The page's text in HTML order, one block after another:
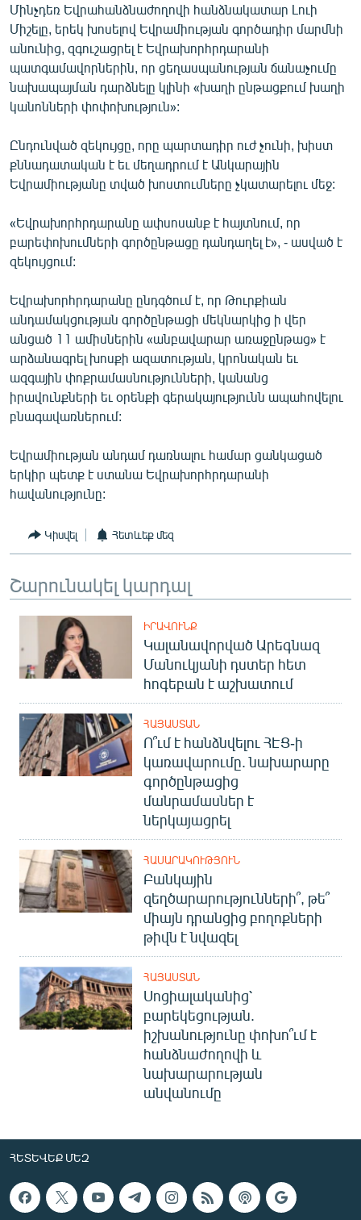
Մինչդեռ Եվրահանձնաժողովի հանձնակատար Լուի
Միշելը, երեկ խոսելով Եվրամիության գործադիր մարմնի
անունից, զգուշացրել է Եվրախորհրդարանի
պատգամավորներին, որ ցեղասպանության ճանաչումը
նախապայման դարձնելը կլինի «խաղի ընթացքում խաղի
կանոնների փոփոխություն»:
Ընդունված զեկույցը, որը պարտադիր ուժ չունի, խիստ
քննադատական է եւ մեղադրում է Անկարային
Եվրամիությանը տված խոստումները չկատարելու մեջ:
«Եվրախորհրդարանը ափսոսանք է հայտնում, որ
բարեփոխումների գործընթացը դանդաղել է», - ասված է
զեկույցում:
Եվրախորհրդարանը ընդգծում է, որ Թուրքիան
անդամակցության գործընթացի մեկնարկից ի վեր
անցած 11 ամիսներին «անբավարար առաջընթաց» է
արձանագրել խոսքի ազատության, կրոնական եւ
ազգային փոքրամասնությունների, կանանց
իրավունքների եւ օրենքի գերակայությունն ապահովելու
բնագավառներում:
Եվրամիության անդամ դառնալու համար ցանկացած
երկիր պետք է ստանա Եվրախորհրդարանի
հավանությունը:
Կիսվել Հետևեք մեզ
Շարունակել կարդալ
ԻՐԱՎՈՒՆՔ
Կալանավորված Արեգնազ
Մանուկյանի դստեր հետ
հոգեբան է աշխատում
ՀԱՅԱՍՏԱՆ
Ո՞ւմ է հանձնվելու ՀԷՑ-ի
կառավարումը. նախարարը
գործընթացից
մանրամասներ է
ներկայացրել
ՀԱՍԱՐԱԿՈՒԹՅՈՒՆ
Բանկային
զեղծարարությունների՞, թե՞
միայն դրանցից բողոքների
թիվն է նվազել
ՀԱՅԱՍՏԱՆ
Սոցիալականից՝
բարեկեցության.
իշխանությունը փոխո՞ւմ է
հանձնաժողովի և
նախարարության
անվանումը
ՀԵՏԵՎԵՔ ՄԵԶ